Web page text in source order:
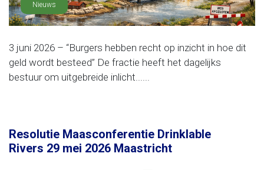
Nieuws
3 juni 2026 – “Burgers hebben recht op inzicht in hoe dit
geld wordt besteed” De fractie heeft het dagelijks
bestuur om uitgebreide inlicht......
Resolutie Maasconferentie Drinklable
Rivers 29 mei 2026 Maastricht